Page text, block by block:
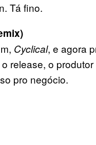
Tá fino.
Cyclical, e agora
release, o
pro negócio.